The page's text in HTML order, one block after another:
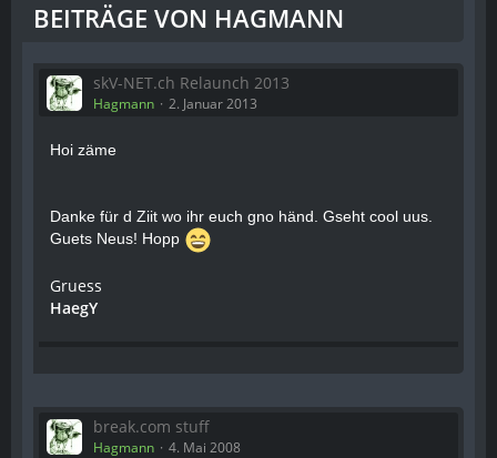
BEITRÄGE VON HAGMANN
skV-NET.ch Relaunch 2013
Hagmann 2. Januar 2013
Hoi zäme
Danke für d Ziit wo ihr euch gno händ. Gseht cool uus.
Guets Neus! Hopp
Gruess
HaegY
break.com stuff
Hagmann 4. Mai 2008